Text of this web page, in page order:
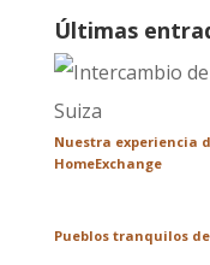
Últimas
Nuestra experiencia
HomeExchange
Pueblos tranquilos